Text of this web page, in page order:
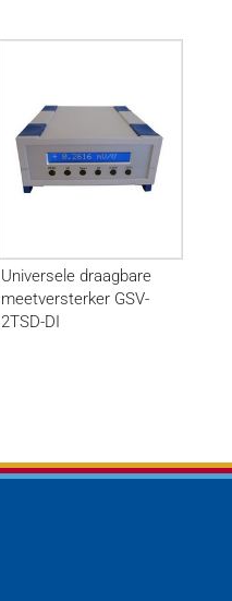
Universele draagbare
meetversterker GSV-
2TSD-DI